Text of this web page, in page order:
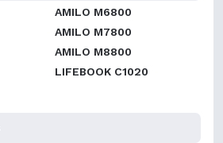
AMILO M6800
AMILO M7800
AMILO M8800
LIFEBOOK C1020